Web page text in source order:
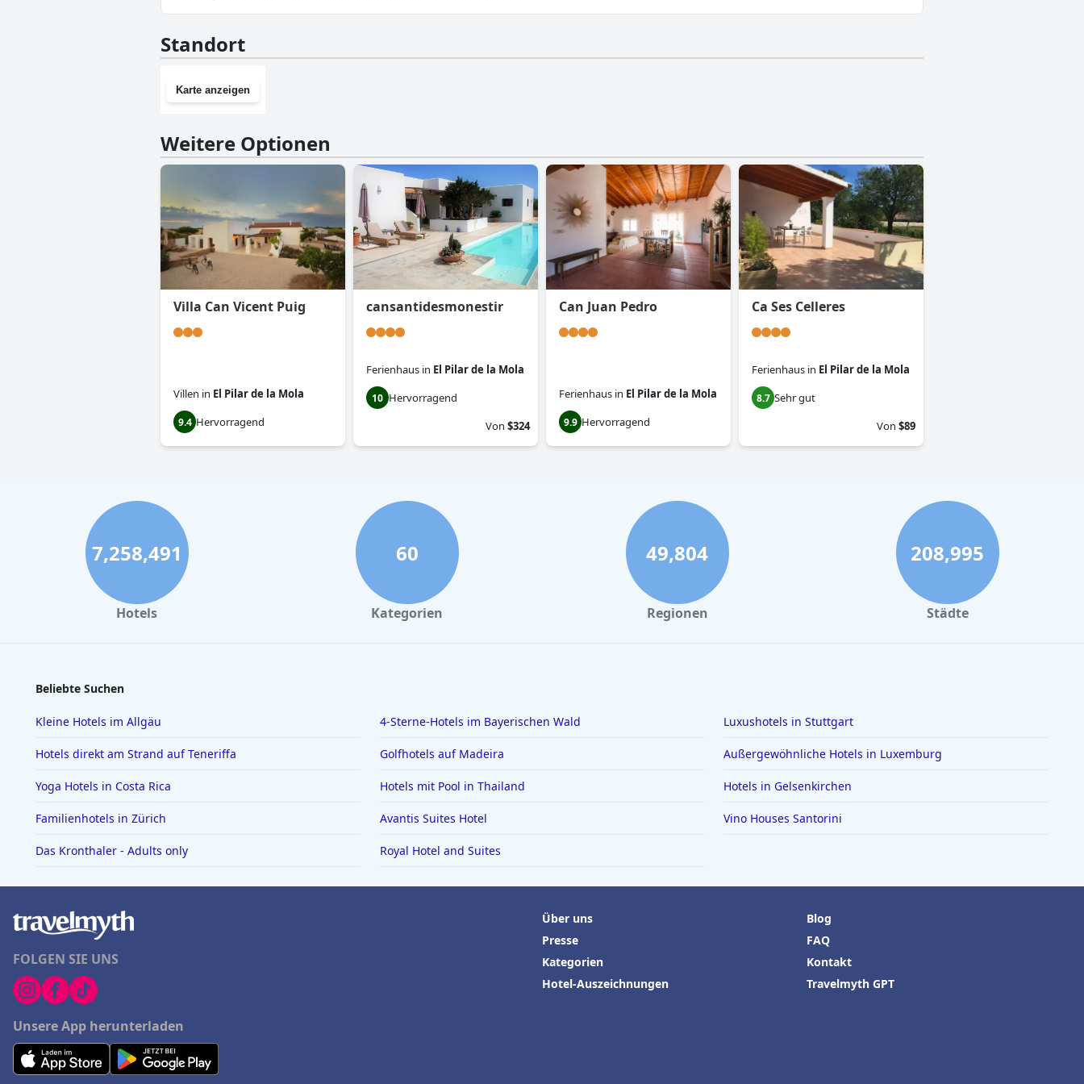
Standort
Karte anzeigen
Weitere Optionen
Villa Can Vicent Puig
Villen in El Pilar de la Mola
9.4 Hervorragend
cansantidesmonestir
Ferienhaus in El Pilar de la Mola
10 Hervorragend
Von $324
Can Juan Pedro
Ferienhaus in El Pilar de la Mola
9.9 Hervorragend
Ca Ses Celleres
Ferienhaus in El Pilar de la Mola
8.7 Sehr gut
Von $89
7,258,491
Hotels
60
Kategorien
49,804
Regionen
208,995
Städte
Beliebte Suchen
Kleine Hotels im Allgäu 4-Sterne-Hotels im Bayerischen Wald Luxushotels in Stuttgart
Hotels direkt am Strand auf Teneriffa Golfhotels auf Madeira Außergewöhnliche Hotels in Luxemburg
Yoga Hotels in Costa Rica Hotels mit Pool in Thailand Hotels in Gelsenkirchen
Familienhotels in Zürich Avantis Suites Hotel Vino Houses Santorini
Das Kronthaler - Adults only Royal Hotel and Suites
FOLGEN SIE UNS
Unsere App herunterladen
Über uns
Presse
Kategorien
Hotel-Auszeichnungen
Blog
FAQ
Kontakt
Travelmyth GPT